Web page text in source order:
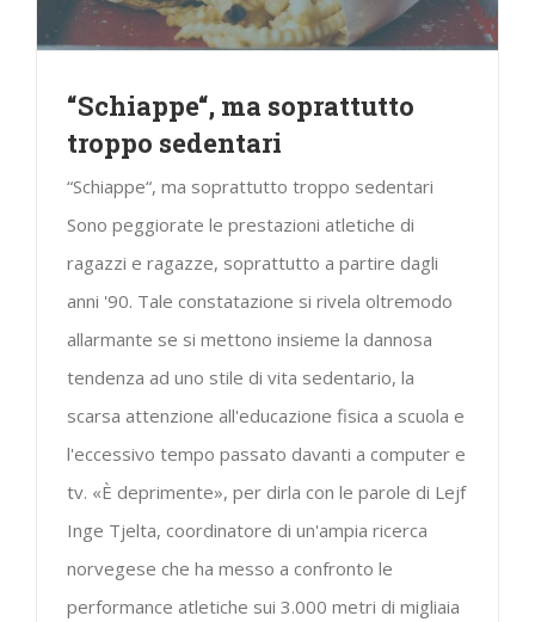
“Schiappe“, ma soprattutto
troppo sedentari
“Schiappe“, ma soprattutto troppo sedentari
Sono peggiorate le prestazioni atletiche di
ragazzi e ragazze, soprattutto a partire dagli
anni '90. Tale constatazione si rivela oltremodo
allarmante se si mettono insieme la dannosa
tendenza ad uno stile di vita sedentario, la
scarsa attenzione all'educazione fisica a scuola e
l'eccessivo tempo passato davanti a computer e
tv. «È deprimente», per dirla con le parole di Lejf
Inge Tjelta, coordinatore di un'ampia ricerca
norvegese che ha messo a confronto le
performance atletiche sui 3.000 metri di migliaia